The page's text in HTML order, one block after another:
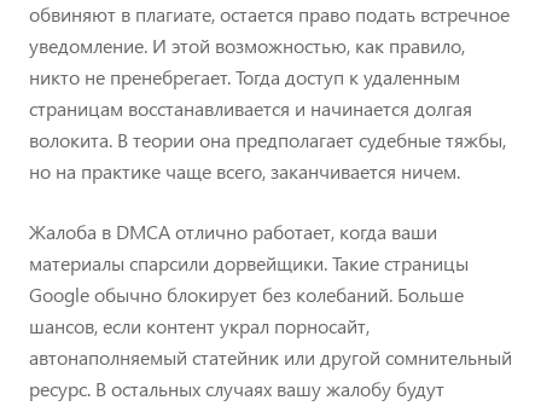
обвиняют в плагиате, остается право подать встречное
уведомление. И этой возможностью, как правило,
никто не пренебрегает. Тогда доступ к удаленным
страницам восстанавливается и начинается долгая
волокита. В теории она предполагает судебные тяжбы,
но на практике чаще всего, заканчивается ничем.
Жалоба в DMCA отлично работает, когда ваши
материалы спарсили дорвейщики. Такие страницы
Google обычно блокирует без колебаний. Больше
шансов, если контент украл порносайт,
автонаполняемый статейник или другой сомнительный
ресурс. В остальных случаях вашу жалобу будут